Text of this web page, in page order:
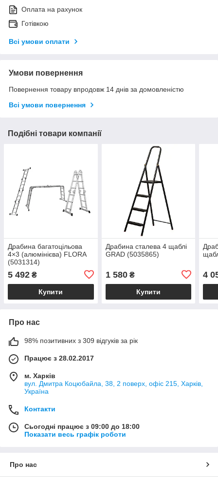
Оплата на рахунок
Готівкою
Всі умови оплати
Умови повернення
Повернення товару впродовж 14 днів за домовленістю
Всі умови повернення
Подібні товари компанії
Драбина багатоцільова
4×3 (алюмінієва) FLORA
(5031314)
5 492 ₴
Купити
Драбина сталева 4 щаблі
GRAD (5035865)
1 580₴
Купити
4
Про нас
98% позитивних з 309 відгуків за рік
Працює з 28.02.2017
м. Харків
вул. Дмитра Коцюбайла, 38, 2 поверх, офіс 215, Харків,
Україна
Контакти
Сьогодні працює з 09:00 до 18:00
Показати весь графік роботи
Про нас